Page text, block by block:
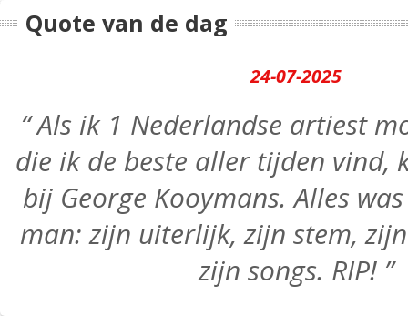
Quote van de dag
24-07-2025
“ Als ik 1 Nederlandse artiest
die ik de beste aller tijden vind,
bij George Kooymans. Alles
man: zijn uiterlijk, zijn stem,
zijn songs. RIP! ”